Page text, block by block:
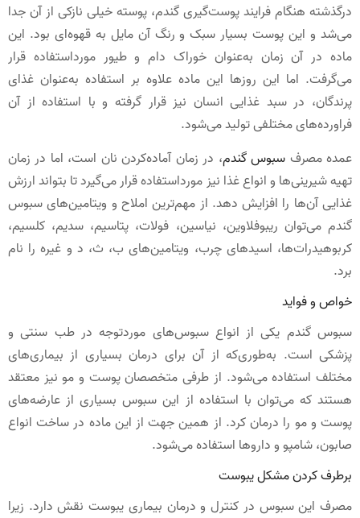
درگذشته هنگام فرایند پوست‌گیری گندم، پوسته خیلی نازکی از آن جدا
می‌شد و این پوست بسیار سبک و رنگ آن مایل به قهوه‌ای بود. این
ماده در آن زمان به‌عنوان خوراک دام و طیور مورداستفاده قرار
می‌گرفت. اما این روزها این ماده علاوه بر استفاده به‌عنوان غذای
پرندگان، در سبد غذایی انسان نیز قرار گرفته و با استفاده از آن
فراورده‌های مختلفی تولید می‌شود.
عمده مصرف سبوس گندم، در زمان آماده‌کردن نان است، اما در زمان
تهیه شیرینی‌ها و انواع غذا نیز مورداستفاده قرار می‌گیرد تا بتواند ارزش
غذایی آن‌ها را افزایش دهد. از مهم‌ترین املاح و ویتامین‌های سبوس
گندم می‌توان ریبوفلاوین، نیاسین، فولات، پتاسیم، سدیم، کلسیم،
کربوهیدرات‌ها، اسید‌های چرب، ویتامین‌های ب، ث، د و غیره را نام
برد.
خواص و فواید
سبوس گندم یکی از انواع سبوس‌های موردتوجه در طب سنتی و
پزشکی است. به‌طوری‌که از آن برای درمان بسیاری از بیماری‌های
مختلف استفاده می‌شود. از طرفی متخصصان پوست و مو نیز معتقد
هستند که می‌توان با استفاده از این سبوس بسیاری از عارضه‌های
پوست و مو را درمان کرد. از همین جهت از این ماده در ساخت انواع
صابون، شامپو و داروها استفاده می‌شود.
برطرف کردن مشکل یبوست
مصرف این سبوس در کنترل و درمان بیماری یبوست نقش دارد. زیرا